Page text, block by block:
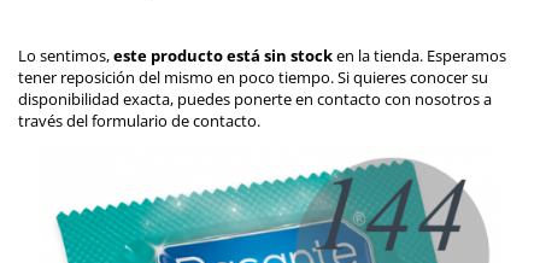
Lo sentimos,este producto está sin stocken la tienda. Esperamos
tener reposición del mismo en poco tiempo. Si quieres conocer su
disponibilidad exacta, puedes ponerte en contacto con nosotros a
través delformulario de contacto.